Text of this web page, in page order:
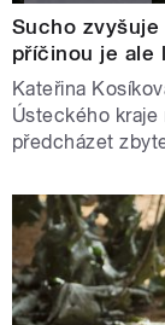
Sucho
příčinou je ale
Kateřina
Ústeckého kraje
předcházet